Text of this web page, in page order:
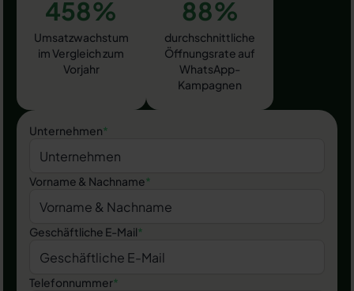
458%
Umsatzwachstum
im Vergleich zum
Vorjahr
88%
durchschnittliche
Öffnungsrate auf
WhatsApp-
Kampagnen
Unternehmen*
Vorname & Nachname*
Geschäftliche E-Mail*
Telefonnummer*